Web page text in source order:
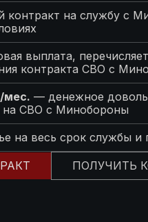
на службу с
выплата,
контракта СВО с
мес. — денежное
на СВО с Минобороны
на весь срок службы и
ПОЛУЧИТЬ